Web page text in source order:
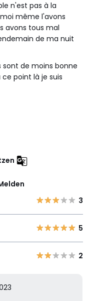
n'est pas à la
même l'avons
avons tous mal
de ma nuit
sont de moins bonne
point là je suis
3
5
2